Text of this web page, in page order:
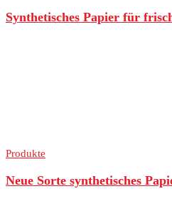
Synthetisches Papier für
Produkte
Neue Sorte synthetisches